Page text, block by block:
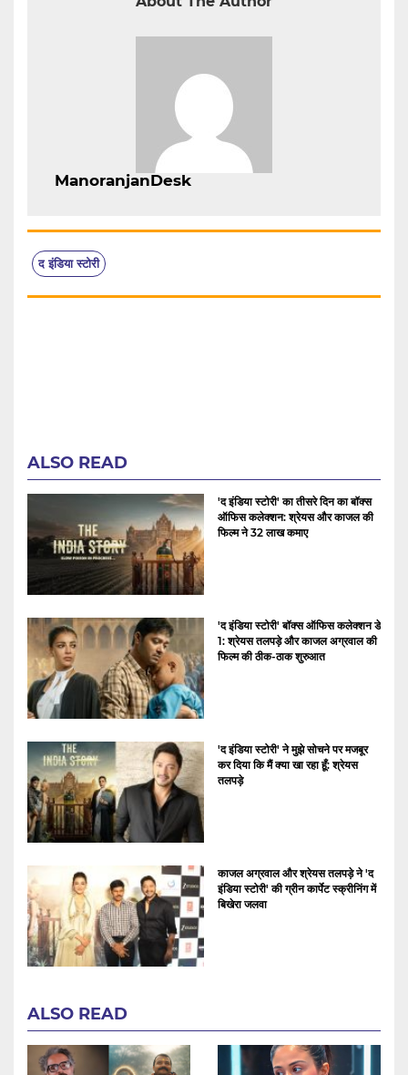
ManoranjanDesk
द इंडिया स्टोरी
ALSO READ
'द इंडिया स्टोरी' का तीसरे दिन का बॉक्स
ऑफिस कलेक्शन: श्रेयस और काजल की
फिल्म ने 32 लाख कमाए
'द इंडिया स्टोरी' बॉक्स ऑफिस कलेक्शन डे
1: श्रेयस तलपड़े और काजल अग्रवाल की
फिल्म की ठीक-ठाक शुरुआत
'द इंडिया स्टोरी' ने मुझे सोचने पर मजबूर
कर दिया कि मैं क्या खा रहा हूँ: श्रेयस
तलपड़े
काजल अग्रवाल और श्रेयस तलपड़े ने 'द
इंडिया स्टोरी' की ग्रीन कार्पेट स्क्रीनिंग में
बिखेरा जलवा
ALSO READ